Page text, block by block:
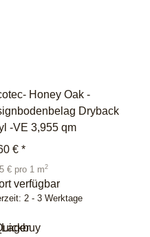
Honey Oak -
Dryback
-VE 3,955 qm
€ *
€ pro 1 m2
verfügbar
2 - 3 Werktage